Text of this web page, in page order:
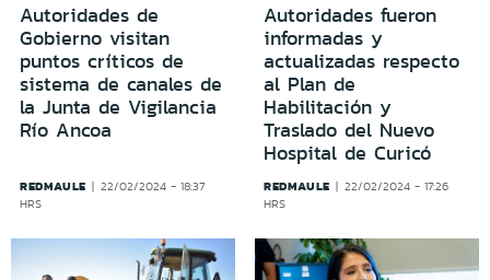
Autoridades de
Gobierno visitan
puntos críticos de
sistema de canales de
la Junta de Vigilancia
Río Ancoa
REDMAULE
22/02/2024 - 18:37
HRS
Autoridades fueron
informadas y
actualizadas respecto
al Plan de
Habilitación y
Traslado del Nuevo
Hospital de Curicó
REDMAULE
22/02/2024 - 17:26
HRS